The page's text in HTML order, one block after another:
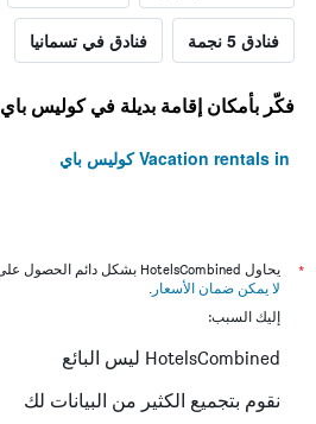
فنادق 5 نجمة فنادق في تسمانيا
فكّر بأمكان إقامة بديلة في كوليس باي
Vacation rentals in كوليس باي
*
يحاول HotelsCombined بشكل دائم الحصول على الأسعار الدقيقة، ولكن
لا يمكن ضمان الأسعار .
إليك السبب:
HotelsCombined ليس البائع
نقوم بتجميع الكثير من البيانات لك